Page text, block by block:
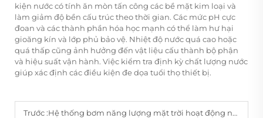
kiện nước có tính ăn mòn tấn công các bề mặt kim loại và
làm giảm độ bền cấu trúc theo thời gian. Các mức pH cực
đoan và các thành phần hóa học mạnh có thể làm hư hại
gioăng kín và lớp phủ bảo vệ. Nhiệt độ nước quá cao hoặc
quá thấp cũng ảnh hưởng đến vật liệu cấu thành bộ phận
và hiệu suất vận hành. Việc kiểm tra định kỳ chất lượng nước
giúp xác định các điều kiện đe dọa tuổi thọ thiết bị.
Trước :Hệ thống bơm năng lượng mặt trời hoạt động như thế nào mà không cần điện lưới?